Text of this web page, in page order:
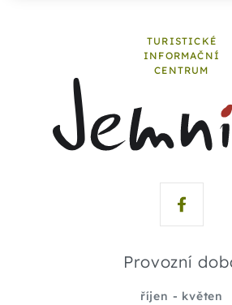
TURISTICKÉ
INFORMAČNÍ
CENTRUM
Provozní
říjen - květen